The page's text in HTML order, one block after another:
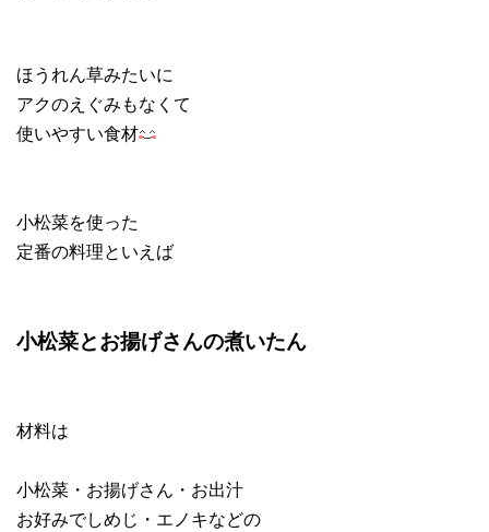
ほうれん草みたいに
アクのえぐみもなくて
使いやすい食材
小松菜を使った
定番の料理といえば
小松菜とお揚げさんの煮いたん
材料は
小松菜・お揚げさん・お出汁
お好みでしめじ・エノキなどの